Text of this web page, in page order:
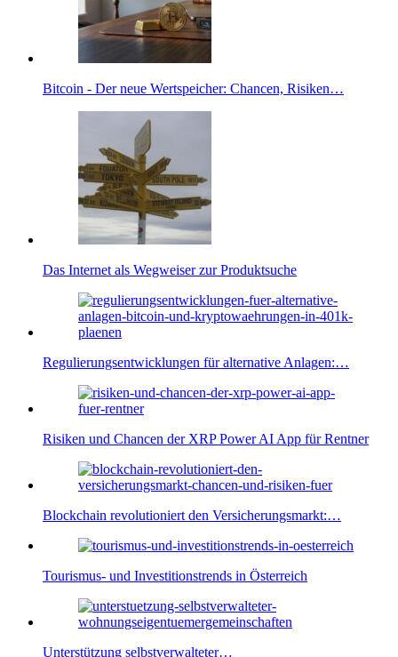
Bitcoin - Der neue Wertspeicher: Chancen, Risiken…
Das Internet als Wegweiser zur Produktsuche
Regulierungsentwicklungen für alternative Anlagen:…
Risiken und Chancen der XRP Power AI App für Rentner
Blockchain revolutioniert den Versicherungsmarkt:…
Tourismus- und Investitionstrends in Österreich
Unterstützung selbstverwalteter…